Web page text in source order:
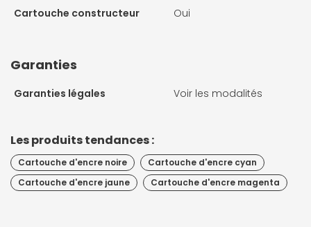
Cartouche constructeur
Oui
Garanties
Garanties légales Voir les modalités
Les produits tendances :
Cartouche d'encre noire
Cartouche d'encre cyan
Cartouche d'encre jaune
Cartouche d'encre magenta